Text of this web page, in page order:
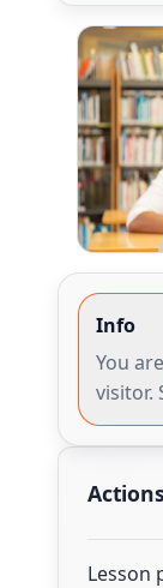
Info
You
visitor.
Lesson